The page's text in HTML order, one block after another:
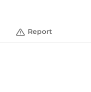
Report